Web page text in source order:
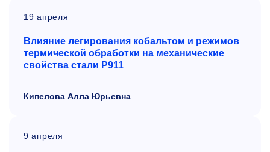
19 апреля
Влияние легирования кобальтом и режимов
термической обработки на механические
свойства стали Р911
Кипелова Алла Юрьевна
9 апреля